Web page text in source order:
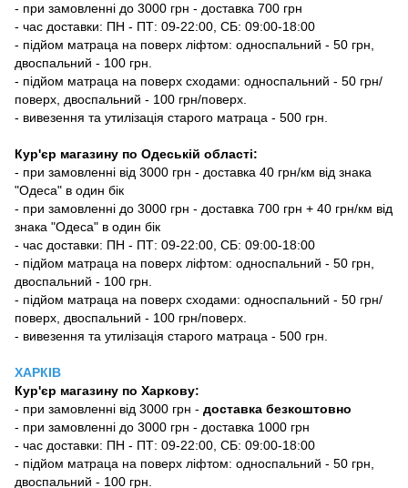
- при замовленні до 3000 грн - доставка 700 грн
- час доставки: ПН - ПТ: 09-22:00, СБ: 09:00-18:00
- підйом матраца на поверх ліфтом: односпальний - 50 грн,
двоспальний - 100 грн.
- підйом матраца на поверх сходами: односпальний - 50 грн/
поверх, двоспальний - 100 грн/поверх.
- вивезення та утилізація старого матраца - 500 грн.
Кур'єр магазину по Одеській області:
- при замовленні від 3000 грн - доставка 40 грн/км від знака
"Одеса" в один бік
- при замовленні до 3000 грн - доставка 700 грн + 40 грн/км від
знака "Одеса" в один бік
- час доставки: ПН - ПТ: 09-22:00, СБ: 09:00-18:00
- підйом матраца на поверх ліфтом: односпальний - 50 грн,
двоспальний - 100 грн.
- підйом матраца на поверх сходами: односпальний - 50 грн/
поверх, двоспальний - 100 грн/поверх.
- вивезення та утилізація старого матраца - 500 грн.
ХАРКІВ
Кур'єр магазину по Харкову:
- при замовленні від 3000 грн - доставка безкоштовно
- при замовленні до 3000 грн - доставка 1000 грн
- час доставки: ПН - ПТ: 09-22:00, СБ: 09:00-18:00
- підйом матраца на поверх ліфтом: односпальний - 50 грн,
двоспальний - 100 грн.